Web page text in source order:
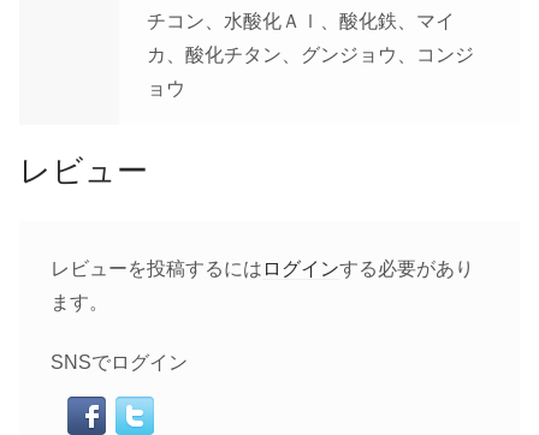
チコン、水酸化Ａｌ、酸化鉄、マイ
カ、酸化チタン、グンジョウ、コンジ
ョウ
レビュー
レビューを投稿するには ログインする必要があり
ます。
SNSでログイン